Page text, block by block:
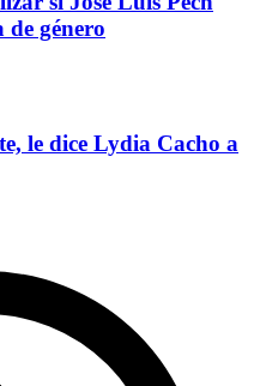
género
le dice Lydia Cacho a